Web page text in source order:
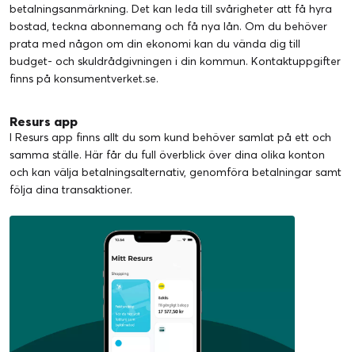
betalningsanmärkning. Det kan leda till svårigheter att få hyra
bostad, teckna abonnemang och få nya lån. Om du behöver
prata med någon om din ekonomi kan du vända dig till
budget- och skuldrådgivningen i din kommun. Kontaktuppgifter
finns på konsumentverket.se.
Resurs app
I Resurs app finns allt du som kund behöver samlat på ett och
samma ställe. Här får du full överblick över dina olika konton
och kan välja betalningsalternativ, genomföra betalningar samt
följa dina transaktioner.